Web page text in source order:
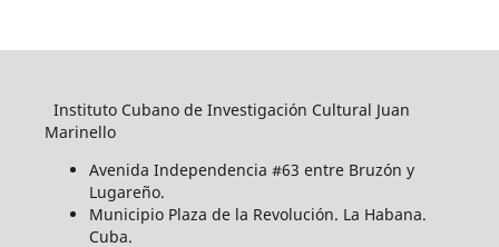
Instituto Cubano de Investigación Cultural Juan
Marinello
Avenida Independencia #63 entre Bruzón y
Lugareño.
Municipio Plaza de la Revolución. La Habana.
Cuba.